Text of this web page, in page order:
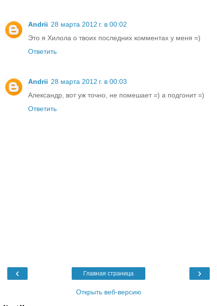
Andrii 28 марта 2012 г. в 00:02
Это я Хилола о твоих последних комментах у меня =)
Ответить
Andrii 28 марта 2012 г. в 00:03
Александр, вот уж точно, не помешает =) а подгонит =)
Ответить
‹ ›
Главная страница
Открыть веб-версию